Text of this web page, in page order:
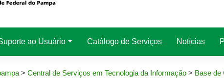
ao Usuário Catálogo de Serviços Notícias
> Central de Serviços em Tecnologia da Informação > Base de